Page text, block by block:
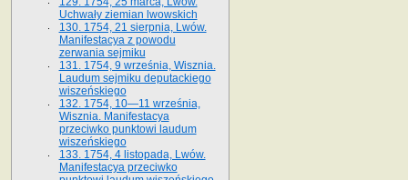
Uchwały ziemian lwowskich
130. 1754, 21 sierpnia, Lwów.
Manifestacya z powodu
zerwania sejmiku
131. 1754, 9 września, Wisznia.
Laudum sejmiku deputackiego
wiszeńskiego
132. 1754, 10—11 września,
Wisznia. Manifestacya
przeciwko punktowi laudum
wiszeńskiego
133. 1754, 4 listopada, Lwów.
Manifestacya przeciwko